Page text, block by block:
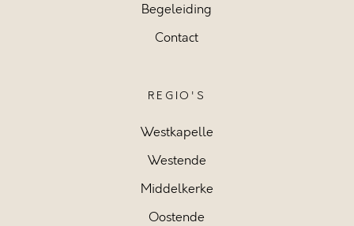
Begeleiding
Contact
REGIO'S
Westkapelle
Westende
Middelkerke
Oostende